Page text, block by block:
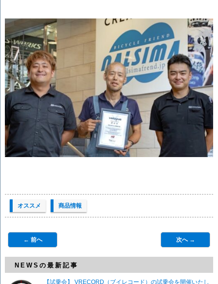
オススメ 商品情報
← 前へ 次へ →
NEWSの最新記事
【試乗会】 VRECORD（ブイレコード）の試乗会を開催いたし